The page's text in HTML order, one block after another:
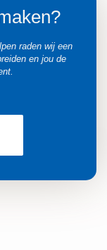
raden wij een
en jou de